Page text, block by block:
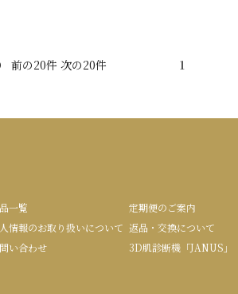
件） 前の20件 次の20件 1
一覧 定期便のご案内
情報のお取り扱いについて 返品・交換について
い合わせ 3D肌診断機「JANUS」